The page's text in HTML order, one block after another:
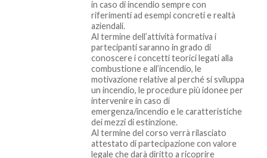
in caso di incendio sempre con
riferimenti ad esempi concreti e realtà
aziendali.
Al termine dell’attività formativa i
partecipanti saranno in grado di
conoscere i concetti teorici legati alla
combustione e all’incendio, le
motivazione relative al perché si sviluppa
un incendio, le procedure più idonee per
intervenire in caso di
emergenza/incendio e le caratteristiche
dei mezzi di estinzione.
Al termine del corso verrà rilasciato
attestato di partecipazione con valore
legale che darà diritto a ricoprire